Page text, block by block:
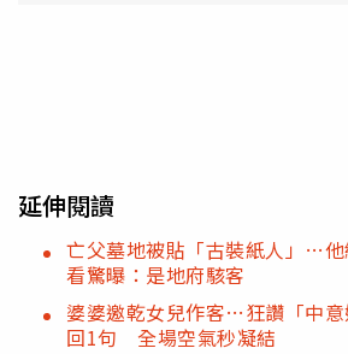
延伸閱讀
亡父墓地被貼「古裝紙人」…
看驚曝：是地府駭客
婆婆邀乾女兒作客…狂讚「中
回1句 全場空氣秒凝結